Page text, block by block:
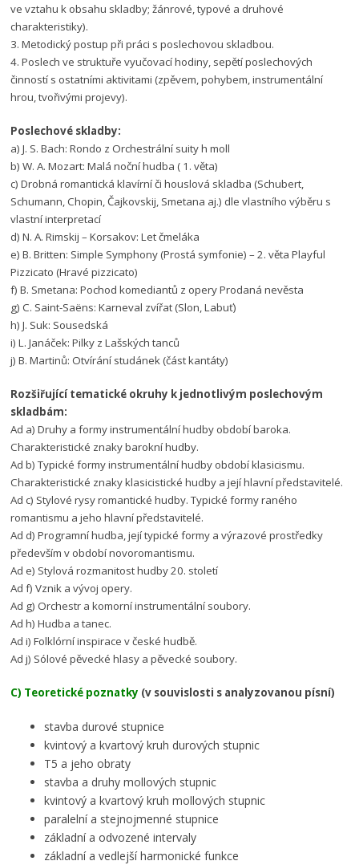
ve vztahu k obsahu skladby; žánrové, typové a druhové
charakteristiky).
3. Metodický postup při práci s poslechovou skladbou.
4. Poslech ve struktuře vyučovací hodiny, sepětí poslechových
činností s ostatními aktivitami (zpěvem, pohybem, instrumentální
hrou, tvořivými projevy).
Poslechové skladby:
a) J. S. Bach: Rondo z Orchestrální suity h moll
b) W. A. Mozart: Malá noční hudba ( 1. věta)
c) Drobná romantická klavírní či houslová skladba (Schubert,
Schumann, Chopin, Čajkovskij, Smetana aj.) dle vlastního výběru s
vlastní interpretací
d) N. A. Rimskij – Korsakov: Let čmeláka
e) B. Britten: Simple Symphony (Prostá symfonie) – 2. věta Playful
Pizzicato (Hravé pizzicato)
f) B. Smetana: Pochod komediantů z opery Prodaná nevěsta
g) C. Saint-Saëns: Karneval zvířat (Slon, Labuť)
h) J. Suk: Sousedská
i) L. Janáček: Pilky z Lašských tanců
j) B. Martinů: Otvírání studánek (část kantáty)
Rozšiřující tematické okruhy k jednotlivým poslechovým
skladbám:
Ad a) Druhy a formy instrumentální hudby období baroka.
Charakteristické znaky barokní hudby.
Ad b) Typické formy instrumentální hudby období klasicismu.
Charakteristické znaky klasicistické hudby a její hlavní představitelé.
Ad c) Stylové rysy romantické hudby. Typické formy raného
romantismu a jeho hlavní představitelé.
Ad d) Programní hudba, její typické formy a výrazové prostředky
především v období novoromantismu.
Ad e) Stylová rozmanitost hudby 20. století
Ad f) Vznik a vývoj opery.
Ad g) Orchestr a komorní instrumentální soubory.
Ad h) Hudba a tanec.
Ad i) Folklórní inspirace v české hudbě.
Ad j) Sólové pěvecké hlasy a pěvecké soubory.
C) Teoretické poznatky (v souvislosti s analyzovanou písní)
stavba durové stupnice
kvintový a kvartový kruh durových stupnic
T5 a jeho obraty
stavba a druhy mollových stupnic
kvintový a kvartový kruh mollových stupnic
paralelní a stejnojmenné stupnice
základní a odvozené intervaly
základní a vedlejší harmonické funkce